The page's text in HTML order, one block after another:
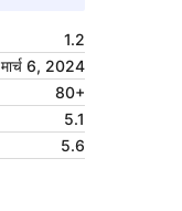
1.2
मार्च 6, 2024
80+
5.1
5.6